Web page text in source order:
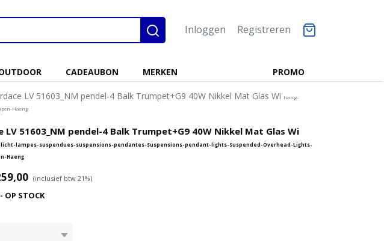
Inloggen Registreren
PROMO
CADEAUBON MERKEN
LV 51603_NM pendel-4 Balk Trumpet+G9 40W Nikkel Mat Glas Wi hang-
Haeng
LV 51603_NM pendel-4 Balk Trumpet+G9 40W Nikkel Mat Glas Wi
lampes-suspendues-suspensions-pendantes-Suspensions-pendant-lights-Suspended-Overhead-Lights-
Haeng
(inclusief btw 21%)
OP STOCK